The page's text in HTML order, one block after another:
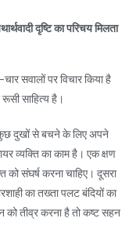
दृष्टि का परिचय मिलता
सवालों पर विचार किया है
साहित्य है।
दुखों से बचने के लिए अपने
व्यक्ति का काम है। एक क्षण
को संघर्ष करना चाहिए। दूसरा
का तख्ता पलट बंदियों का
को तीव्र करना है तो कष्ट सहन